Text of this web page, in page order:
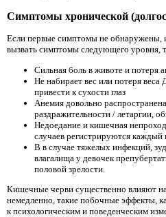
Симптомы хронической
Если первые симптомы не обнаружены,
вызвать симптомы следующего уровня,
Сильная боль в животе и потеря
Не набирает вес или потеря
привести к сухости глаз
Анемия довольно
раздражительности / летаргии,
Недоедание и кишечная
случаев регистрируются каждый
В в случае тяжелых инфекций,
влагалища у девочек
половой зрелости.
Кишечные черви существенно влияют
немедленно, такие побочные эффекты,
к психологическим и поведенческим